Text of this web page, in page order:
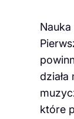
które